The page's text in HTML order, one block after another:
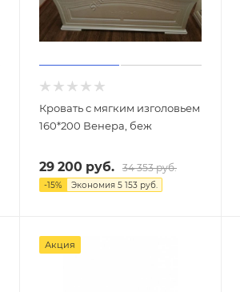
Кровать с мягким изголовьем
160*200 Венера, беж
29 200 руб. 34 353руб.
-15% Экономия 5 153 руб.
Акция